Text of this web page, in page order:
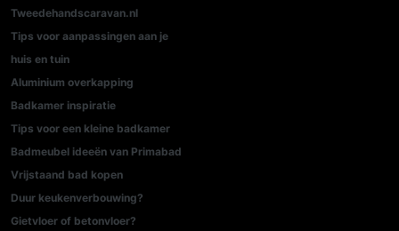
Tweedehandscaravan.nl
Tips voor aanpassingen aan je
huis en tuin
Aluminium overkapping
Badkamer inspiratie
Tips voor een kleine badkamer
Badmeubel ideeën van Primabad
Vrijstaand bad kopen
Duur keukenverbouwing?
Gietvloer of betonvloer?